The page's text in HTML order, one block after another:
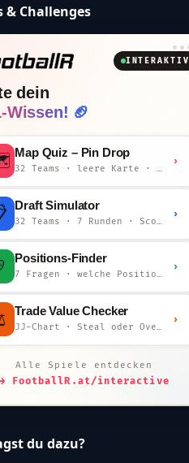
& Challenges
INTERAKTIV
dein
Wissen! 🏈
Map Quiz – Pin Drop
32 Teams · leere Karte · km-Wertung
›
Draft Simulator
32 Teams · 7 Runden · Scout-Kommentar
›
Positions-Finder
7 Fragen · welche Position bist du?
›
Trade Value Checker
JJ-Chart · Steal oder Overpay?
›
Alle Spiele entdecken
→ FootballR.at/interactive
du dazu?